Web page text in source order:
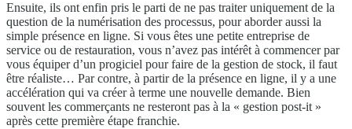
Ensuite, ils ont enfin pris le parti de ne pas traiter uniquement de la
question de la numérisation des processus, pour aborder aussi la
simple présence en ligne. Si vous êtes une petite entreprise de
service ou de restauration, vous n’avez pas intérêt à commencer par
vous équiper d’un progiciel pour faire de la gestion de stock, il faut
être réaliste… Par contre, à partir de la présence en ligne, il y a une
accélération qui va créer à terme une nouvelle demande. Bien
souvent les commerçants ne resteront pas à la « gestion post-it »
après cette première étape franchie.